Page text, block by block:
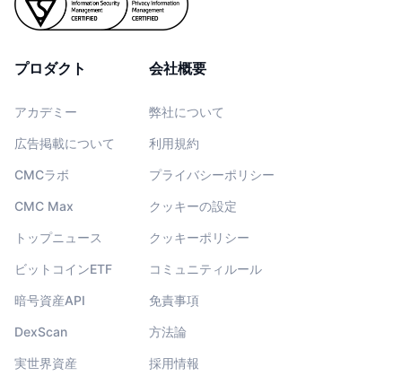
プロダクト
アカデミー
広告掲載について
CMCラボ
CMC Max
トップニュース
ビットコインETF
暗号資産API
DexScan
実世界資産
会社概要
弊社について
利用規約
プライバシーポリシー
クッキーの設定
クッキーポリシー
コミュニティルール
免責事項
方法論
採用情報